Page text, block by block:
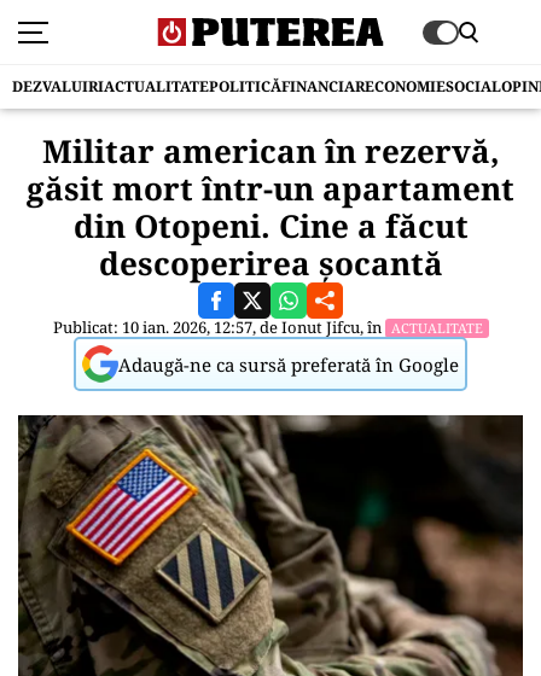
DEZVALUIRIACTUALITATEPOLITICĂFINANCIARECONOMIESOCIAL
Militar american în rezervă,
găsit mort într-un apartament
din Otopeni. Cine a făcut
descoperirea șocantă
Publicat: 10 ian. 2026, 12:57, deIonut Jifcu, în ACTUALITATE
Adaugă-ne ca sursă preferată în Google